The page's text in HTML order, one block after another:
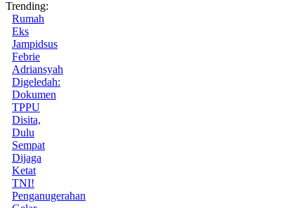
Trending:
Rumah
Eks
Jampidsus
Febrie
Adriansyah
Digeledah:
Dokumen
TPPU
Disita,
Dulu
Sempat
Dijaga
Ketat
TNI!
Penganugerahan